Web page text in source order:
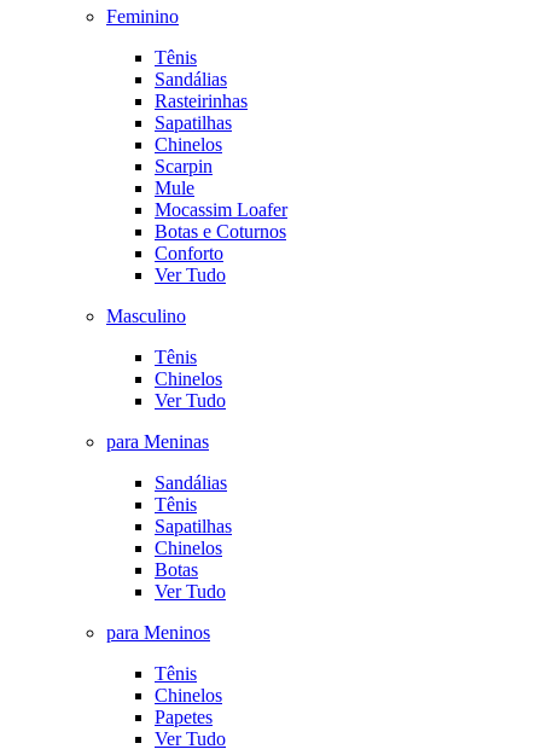
Feminino
Tênis
Sandálias
Rasteirinhas
Sapatilhas
Chinelos
Scarpin
Mule
Mocassim Loafer
Botas e Coturnos
Conforto
Ver Tudo
Masculino
Tênis
Chinelos
Ver Tudo
para Meninas
Sandálias
Tênis
Sapatilhas
Chinelos
Botas
Ver Tudo
para Meninos
Tênis
Chinelos
Papetes
Ver Tudo